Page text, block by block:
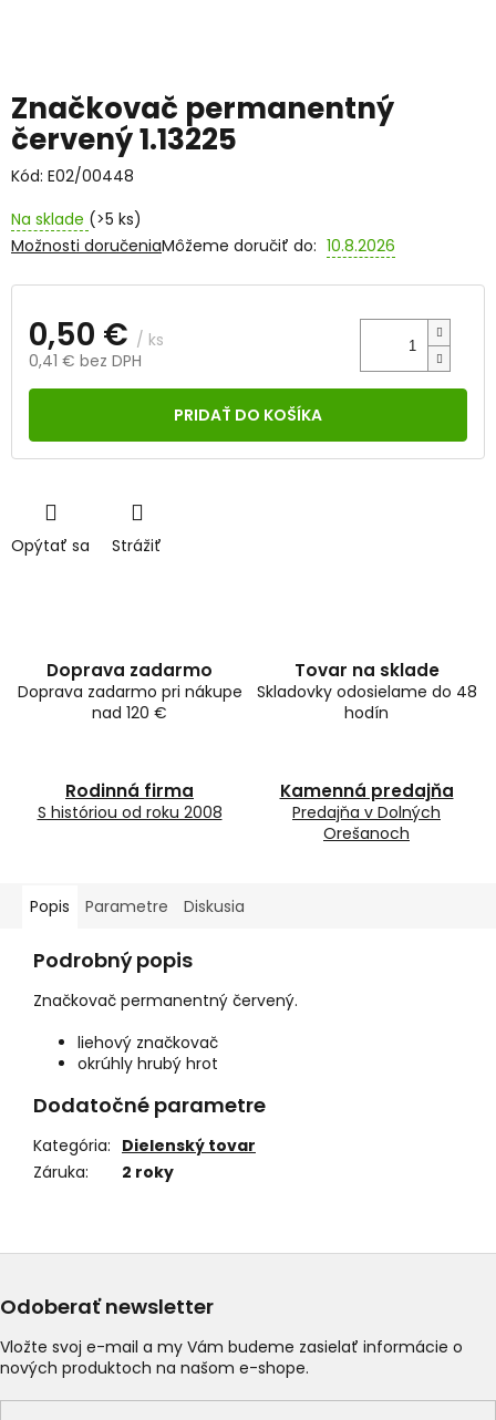
Značkovač permanentný
červený 1.13225
Kód: E02/00448
Na sklade (>5 ks)
Môžeme doručiť do: 10.8.2026
Možnosti doručenia
0,50 € / ks
0,41 € bez DPH
Jednotková
PRIDAŤ DO KOŠÍKA
Opýtať sa Strážiť
Doprava zadarmo
Doprava zadarmo pri nákupe
nad 120 €
Tovar na sklade
Skladovky odosielame do 48
hodín
Rodinná firma
S históriou od roku 2008
Kamenná predajňa
Predajňa v Dolných
Orešanoch
Popis Parametre Diskusia
Podrobný popis
Značkovač permanentný červený.
liehový značkovač
okrúhly hrubý hrot
Dodatočné parametre
Kategória: Dielenský tovar
Záruka: 2 roky
Odoberať newsletter
Vložte svoj e-mail a my Vám budeme zasielať informácie o
nových produktoch na našom e-shope.